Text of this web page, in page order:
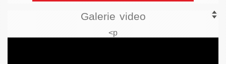
Galerie video
<p